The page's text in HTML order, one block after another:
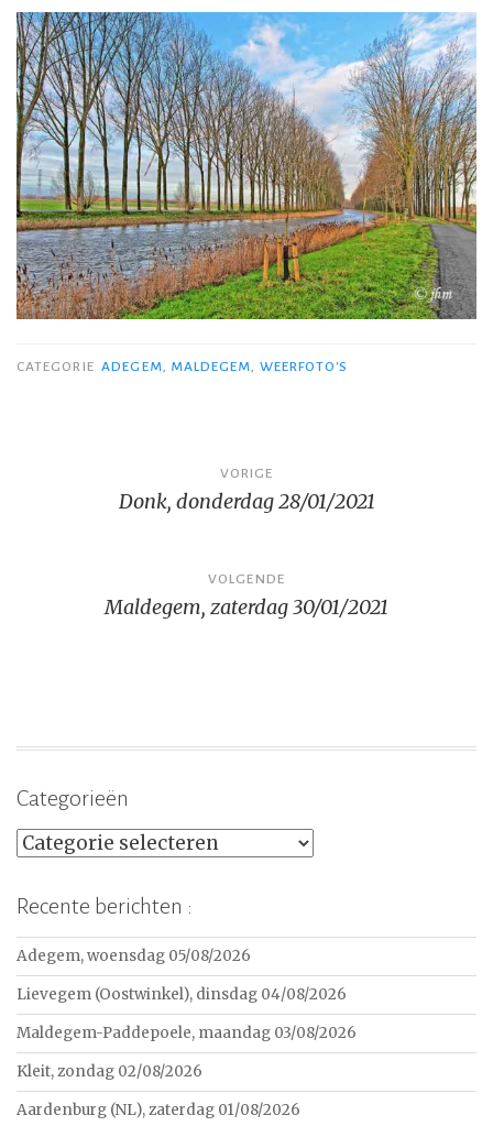
CATEGORIE ADEGEM, MALDEGEM, WEERFOTO'S
navigatie
VORIGE
Donk, donderdag 28/01/2021
VOLGENDE
Maldegem, zaterdag 30/01/2021
Categorieën
Categorieën
Recente berichten :
Adegem, woensdag 05/08/2026
Lievegem (Oostwinkel), dinsdag 04/08/2026
Maldegem-Paddepoele, maandag 03/08/2026
Kleit, zondag 02/08/2026
Aardenburg (NL), zaterdag 01/08/2026